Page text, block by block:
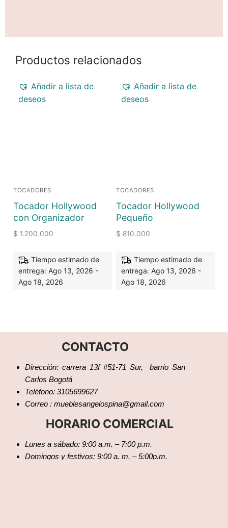
Productos relacionados
Añadir a lista de
deseos
TOCADORES
Tocador Hollywood
con Organizador
$ 1.200.000
Tiempo estimado de
entrega: Ago 13, 2026 -
Ago 18, 2026
Añadir a lista de
deseos
TOCADORES
Tocador Hollywood
Pequeño
$ 810.000
Tiempo estimado de
entrega: Ago 13, 2026 -
Ago 18, 2026
CONTACTO
Dirección: carrera 13f #51-71 Sur, barrio San
Carlos Bogotá
Teléfono: 3105699627
Correo : mueblesangelospina@gmail.com
HORARIO COMERCIAL
Lunes a sábado: 9:00 a.m. – 7:00 p.m.
Domingos y festivos: 9:00 a. m. – 5:00p.m.